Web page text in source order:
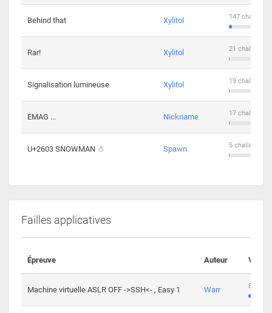
Behind that Xylitol 147
Rar! Xylitol 21
Signalisation lumineuse Xylitol 19
EMAG ... Nickname 17
U+2603 SNOWMAN ☃ Spawn 5 challengers
Failles applicatives
Épreuve Auteur
Machine virtuelle ASLR OFF ->SSH<- , Easy 1 Warr 801